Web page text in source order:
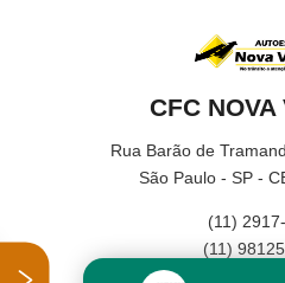
CFC NOVA
Rua Barão de
São Paulo - SP -
(11)
(11)